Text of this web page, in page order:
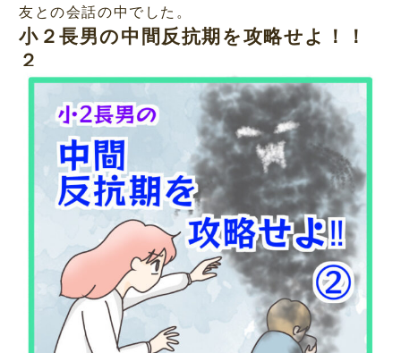
友との会話の中でした。
小２長男の中間反抗期を攻略せよ！！
２